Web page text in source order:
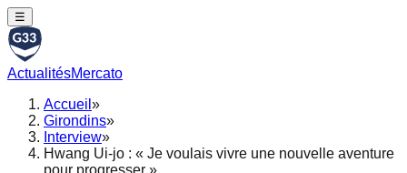
☰
ActualitésMercato
Accueil »
Girondins»
Interview»
Hwang Ui-jo : « Je voulais vivre une nouvelle aventure
pour progresser »